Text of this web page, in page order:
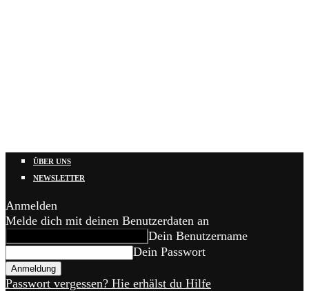
ÜBER UNS
NEWSLETTER
Anmelden
Melde dich mit deinen Benutzerdaten an
Dein Benutzername
Dein Passwort
Passwort vergessen? Hie erhälst du Hilfe